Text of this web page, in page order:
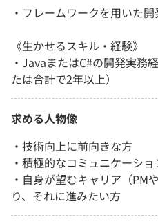
・フレームワークを用いた
《生かせるスキル・経験》
・JavaまたはC#の開発実務
たは合計で2年以上）
求める人物像
・技術向上に前向きな方
・積極的なコミュニケーシ
・自身が望むキャリア（PM
り、それに進みたい方